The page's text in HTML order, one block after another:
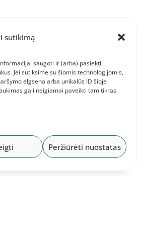
sutikimą
saugoti ir (arba) pasiekti
Jei sutiksime su šiomis technologijomis,
elgsena arba unikalūs ID šioje
gali neigiamai paveikti tam tikras
Peržiūrėti nuostatas
komandinis
Lietuvos
ir informacija jai